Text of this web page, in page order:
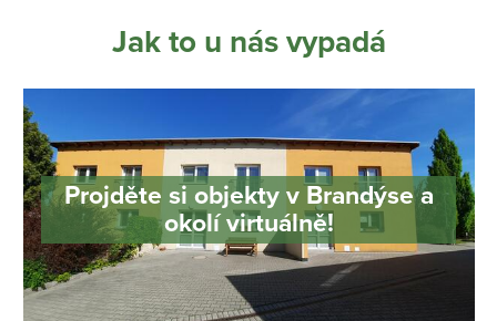
Jak to u nás vypadá
Projděte si objekty v Brandýse a
okolí virtuálně!